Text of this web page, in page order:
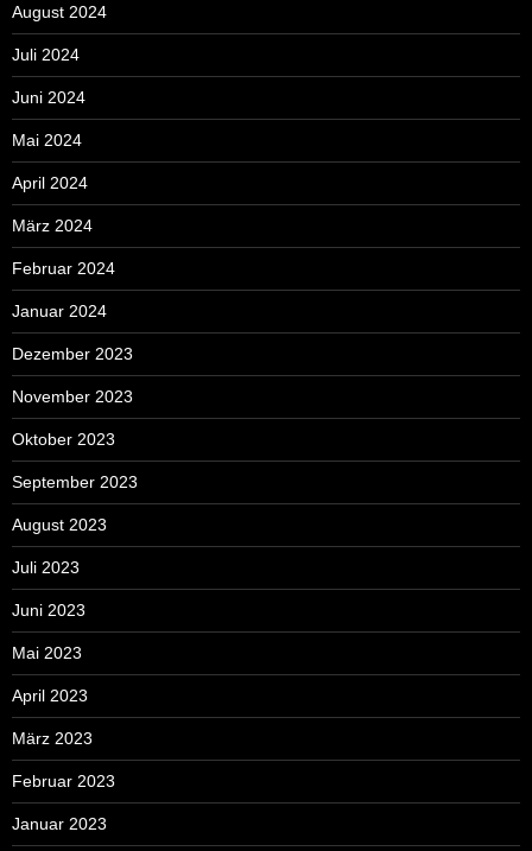
August 2024
Juli 2024
Juni 2024
Mai 2024
April 2024
März 2024
Februar 2024
Januar 2024
Dezember 2023
November 2023
Oktober 2023
September 2023
August 2023
Juli 2023
Juni 2023
Mai 2023
April 2023
März 2023
Februar 2023
Januar 2023